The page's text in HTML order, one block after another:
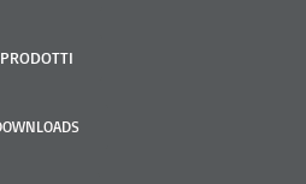
PRODOTTI